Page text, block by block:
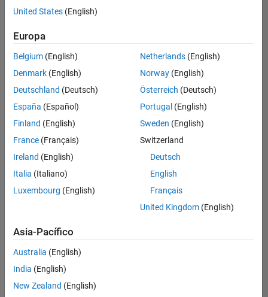
Ordenar por
Guardar
empleos
seleccionados
No se
han
traducido
todos
los
empleos.
Busque
por
ubicación
todos
empleos
en su
zona.
United States (English)
Europa
Belgium (English)
Denmark (English)
Deutschland (Deutsch)
España (Español)
Finland (English)
France (Français)
Ireland (English)
Italia (Italiano)
Luxembourg (English)
Netherlands(English)
Norway(English)
Österreich (Deutsch)
Portugal (English)
Sweden (English)
Switzerland
Deutsch
English
Français
United Kingdom(English)
Asia-Pacífico
Australia (English)
India (English)
New Zealand (English)